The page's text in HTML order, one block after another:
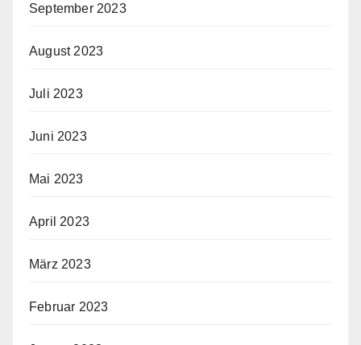
September 2023
August 2023
Juli 2023
Juni 2023
Mai 2023
April 2023
März 2023
Februar 2023